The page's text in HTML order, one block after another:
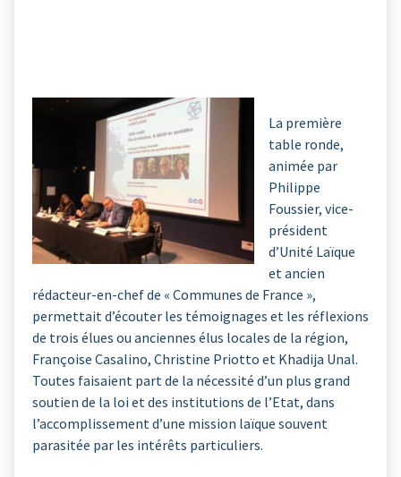
La première
table ronde,
animée par
Philippe
Foussier, vice-
président
d’Unité Laïque
et ancien
rédacteur-en-chef de « Communes de France »,
permettait d’écouter les témoignages et les réflexions
de trois élues ou anciennes élus locales de la région,
Françoise Casalino, Christine Priotto et Khadija Unal.
Toutes faisaient part de la nécessité d’un plus grand
soutien de la loi et des institutions de l’Etat, dans
l’accomplissement d’une mission laïque souvent
parasitée par les intérêts particuliers.